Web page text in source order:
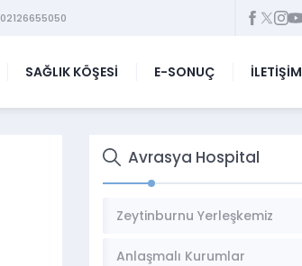
02126655050
SAĞLIK KÖŞESİ E-SONUÇ İLETİŞİM
Avrasya Hospital
Zeytinburnu Yerleşkemiz
Anlaşmalı Kurumlar